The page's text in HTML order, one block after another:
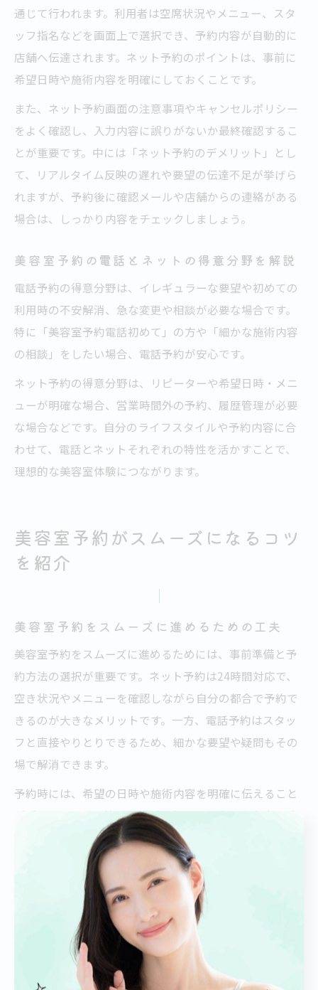
通じて行われます。利用者は空席状況やメニュー、スタ
ッフ指名などを画面上で選択でき、予約内容が自動的に
店舗へ伝達されます。ネット予約のポイントは、事前に
希望日時や施術内容を明確にしておくことです。
また、ネット予約画面の注意事項やキャンセルポリシー
をよく確認し、入力内容に誤りがないか最終確認するこ
とが重要です。中には「ネット予約のデメリット」とし
て、リアルタイム反映の遅れや要望の伝達不足が挙げら
れますが、予約後に確認メールや店舗からの連絡がある
場合は、しっかり内容をチェックしましょう。
美容室予約の電話とネットの得意分野を解説
電話予約の得意分野は、イレギュラーな要望や初めての
利用時の不安解消、急な変更や相談が必要な場合です。
特に「美容室予約電話初めて」の方や「細かな施術内容
の相談」をしたい場合、電話予約が安心です。
ネット予約の得意分野は、リピーターや希望日時・メニ
ューが明確な場合、営業時間外の予約、履歴管理が必要
な場合などです。自分のライフスタイルや予約内容に合
わせて、電話とネットそれぞれの特性を活かすことで、
理想的な美容室体験につながります。
美容室予約がスムーズになるコツ
を紹介
美容室予約をスムーズに進めるための工夫
美容室予約をスムーズに進めるためには、事前準備と予
約方法の選択が重要です。ネット予約は24時間対応で、
空き状況やメニューを確認しながら自分の都合で予約で
きるのが大きなメリットです。一方、電話予約はスタッ
フと直接やりとりできるため、細かな要望や疑問もその
場で解消できます。
予約時には、希望の日時や施術内容を明確に伝えること
がポイントです。特に混雑が予想される土日や夕方の時
間帯は、早めの予約が安心につながります。ネット予約
の際は、メニュー選択やスタイリスト指名が可能かどう
かも事前に確認しましょう。
また、直前のキャンセルや遅刻は美容室に迷惑をかける
ため、やむを得ない場合はできるだけ早く連絡すること
がマナーです。こうした工夫によって、スムーズで快適
な美容室体験が実現できます。